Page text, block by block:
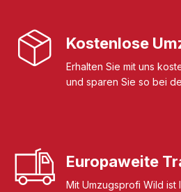
Kostenlose
Erhalten Sie mit uns
und sparen Sie so bei
Europaweite
Mit Umzugsprofi Wild ist